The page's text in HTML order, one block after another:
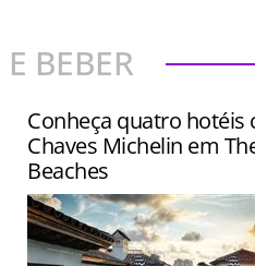
BEBER
Conheça quatro hotéis
Chaves Michelin em
Beaches